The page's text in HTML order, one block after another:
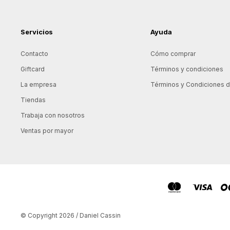
Servicios
Contacto
Giftcard
La empresa
Tiendas
Trabaja con nosotros
Ventas por mayor
Ayuda
Cómo comprar
Términos y condiciones
Términos y Condiciones
© Copyright 2026 / Daniel Cassin